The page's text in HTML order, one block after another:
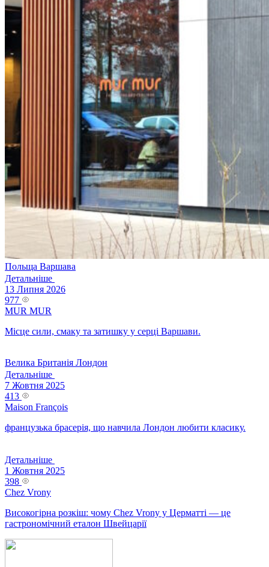
Польща Варшава
Детальніше
13 Липня 2026
977
MUR MUR
Місце сили, смаку та затишку у серці Варшави.
Велика Британія Лондон
Детальніше
7 Жовтня 2025
413
Maison François
французька брасерія, що навчила Лондон любити класику.
Детальніше
1 Жовтня 2025
398
Chez Vrony
Високогірна розкіш: чому Chez Vrony у Церматті — це
гастрономічний еталон Швейцарії